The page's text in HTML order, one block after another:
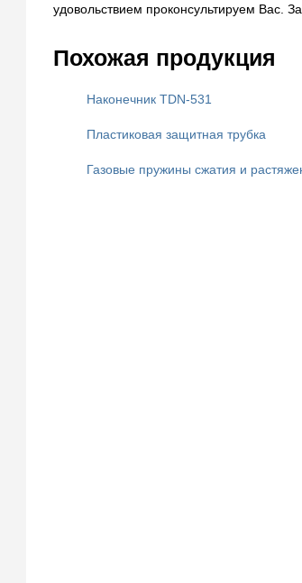
удовольствием проконсультируем Вас.
Похожая продукция
Наконечник TDN-531
Пластиковая защитная трубка
Газовые пружины сжатия и